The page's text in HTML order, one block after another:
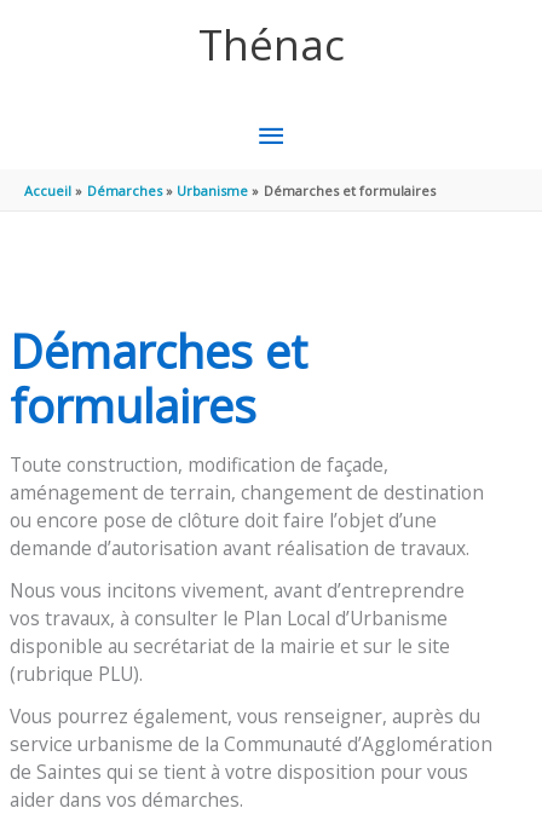
Thénac
MENU
PRINCIPAL
Accueil Démarches Urbanisme Démarches et formulaires
Démarches et
formulaires
Toute construction, modification de façade,
aménagement de terrain, changement de destination
ou encore pose de clôture doit faire l’objet d’une
demande d’autorisation avant réalisation de travaux.
Nous vous incitons vivement, avant d’entreprendre
vos travaux, à consulter le Plan Local d’Urbanisme
disponible au secrétariat de la mairie et sur le site
(rubrique PLU).
Vous pourrez également, vous renseigner, auprès du
service urbanisme de la Communauté d’Agglomération
de Saintes qui se tient à votre disposition pour vous
aider dans vos démarches.